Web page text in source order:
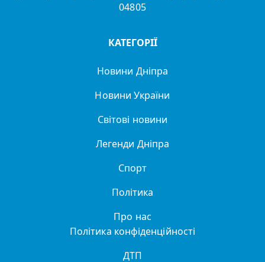
04805
КАТЕГОРІЇ
Новини Дніпра
Новини України
Світові новини
Легенди Дніпра
Спорт
Політика
Про нас
Політика конфіденційності
ДТП